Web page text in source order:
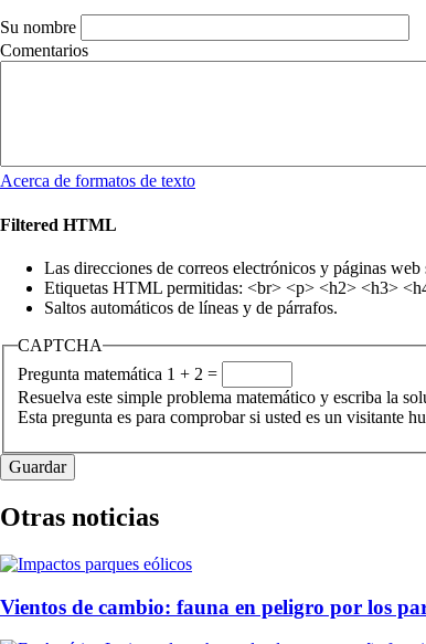
Su nombre
Comentarios
Acerca de formatos de texto
Filtered HTML
Las direcciones de correos electrónicos y páginas
Etiquetas HTML permitidas: <br> <p> <h2> <h3>
Saltos automáticos de líneas y de párrafos.
CAPTCHA
Pregunta matemática 1 + 2 =
Resuelva este simple problema matemático y escriba la
Esta pregunta es para comprobar si usted es un visitante
Otras noticias
Vientos de cambio: fauna en peligro por los